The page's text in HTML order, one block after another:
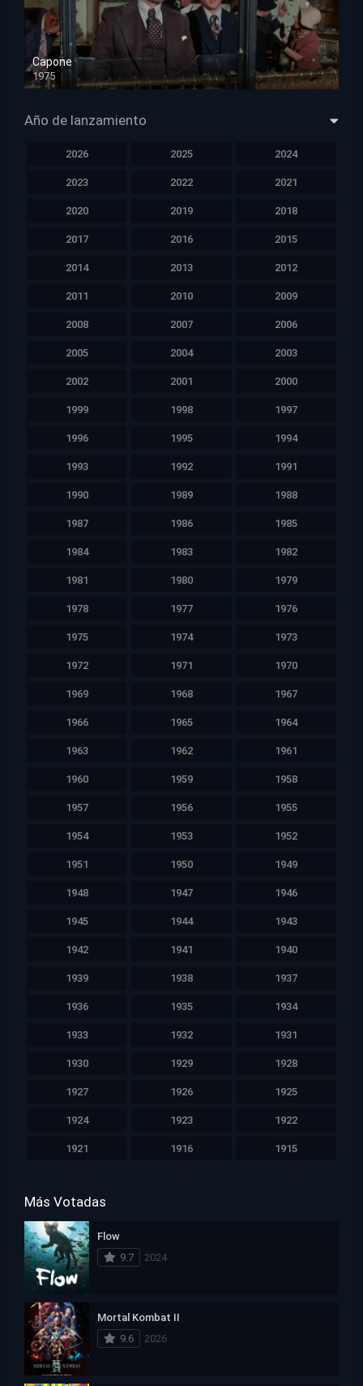
Capone
1975
HD 1080p
Año de lanzamiento
2026 2025 2024
2023 2022 2021
2020 2019 2018
2017 2016 2015
2014 2013 2012
2011 2010 2009
2008 2007 2006
2005 2004 2003
2002 2001 2000
1999 1998 1997
1996 1995 1994
1993 1992 1991
1990 1989 1988
1987 1986 1985
1984 1983 1982
1981 1980 1979
1978 1977 1976
1975 1974 1973
1972 1971 1970
1969 1968 1967
1966 1965 1964
1963 1962 1961
1960 1959 1958
1957 1956 1955
1954 1953 1952
1951 1950 1949
1948 1947 1946
1945 1944 1943
1942 1941 1940
1939 1938 1937
1936 1935 1934
1933 1932 1931
1930 1929 1928
1927 1926 1925
1924 1923 1922
1921 1916 1915
Más Votadas
Flow
9.7
2024
Mortal Kombat II
9.6
2026